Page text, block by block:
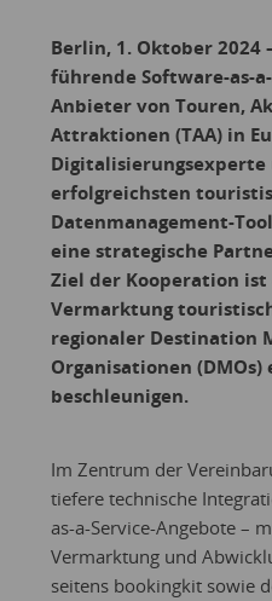
Berlin, 1. Oktober 2024
führende Software-as-
Anbieter von Touren,
Attraktionen (TAA) in
erfolgreichsten
Datenmanagement-
eine strategische
Ziel der Kooperation ist
Vermarktung
regionaler Destination
Organisationen (DMOs)
beschleunigen.
Im Zentrum der
tiefere technische
as-a-Service-Angebote –
Vermarktung und
seitens bookingkit sowie